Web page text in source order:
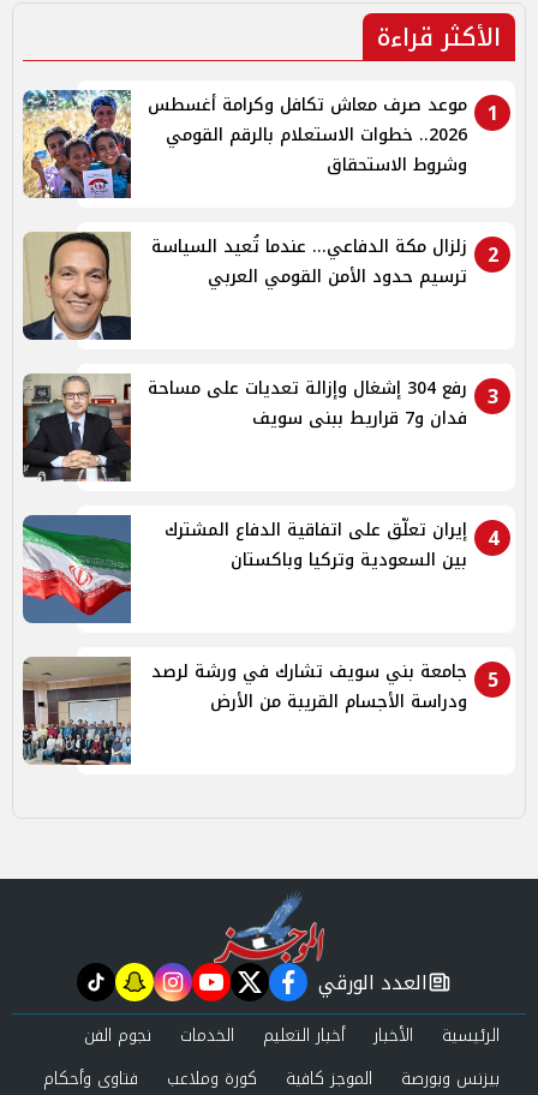
الأكثر قراءة
1
موعد صرف معاش تكافل وكرامة أغسطس
2026.. خطوات الاستعلام بالرقم القومي
وشروط الاستحقاق
2
زلزال مكة الدفاعي... عندما تُعيد السياسة
ترسيم حدود الأمن القومي العربي
3
رفع 304 إشغال وإزالة تعديات على مساحة
فدان و7 قراريط ببنى سويف
4
إيران تعلّق على اتفاقية الدفاع المشترك
بين السعودية وتركيا وباكستان
5
جامعة بني سويف تشارك في ورشة لرصد
ودراسة الأجسام القريبة من الأرض
newspaper
العدد الورقي facebook
twitter
youtube
instagram
snapchat
tiktok
الرئيسية الأخبار أخبار التعليم الخدمات
نجوم الفن
بيزنس وبورصة
الموجز كافية كورة وملاعب فتاوى وأحكام